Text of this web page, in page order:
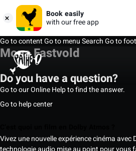
Book easily
with our free app
Go to contentGo to menuSearchGo to
Mona Fastvold
Do you have a question?
Go to our Online Help to find the answer.
Go to help center
Vivez une nouvelle expérience cinéma avec